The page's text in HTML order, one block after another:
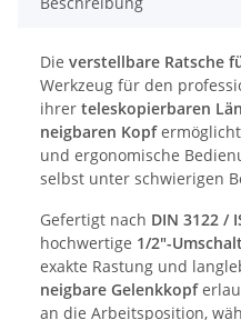
Die verstellbare Ratsche
Werkzeug für den
ihrer teleskopierbaren
neigbaren Kopfermöglicht
und ergonomische
selbst unter schwierigen
Gefertigt nach DIN 3122 /
hochwertige 1/2"-
exakte Rastung und
neigbare Gelenkkopf
an die Arbeitsposition,